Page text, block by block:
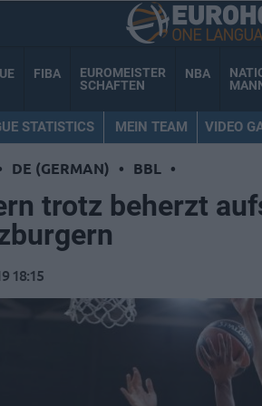
FIBA
EUROMEISTER
SCHAFTEN
NBA
STATISTICS MEIN TEAM VIDEO
DE (GERMAN) • BBL •
trotz beherzt
18:15